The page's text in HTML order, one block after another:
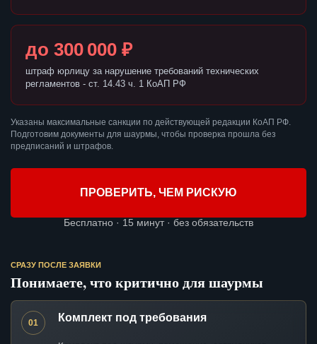
до 300 000 ₽
штраф юрлицу за нарушение требований технических
регламентов - ст. 14.43 ч. 1 КоАП РФ
Указаны максимальные санкции по действующей редакции КоАП РФ.
Подготовим документы для шаурмы, чтобы проверка прошла без
предписаний и штрафов.
ПРОВЕРИТЬ, ЧЕМ РИСКУЮ
Бесплатно · 15 минут · без обязательств
СРАЗУ ПОСЛЕ ЗАЯВКИ
Понимаете, что критично для шаурмы
01 Комплект под требования